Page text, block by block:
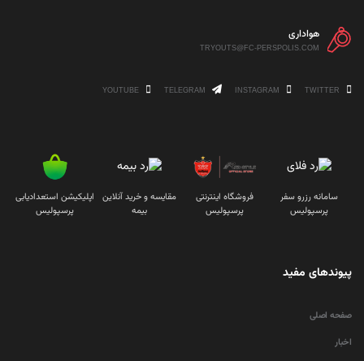
هواداری
TRYOUTS@FC-PERSPOLIS.COM
سامانه رزرو سفر
پرسپولیس
فروشگاه اینترنتی
پرسپولیس
مقایسه و خرید آنلاین
بیمه
اپلیکیشن استعدادیابی
پرسپولیس
پیوندهای مفید
صفحه اصلی
اخبار